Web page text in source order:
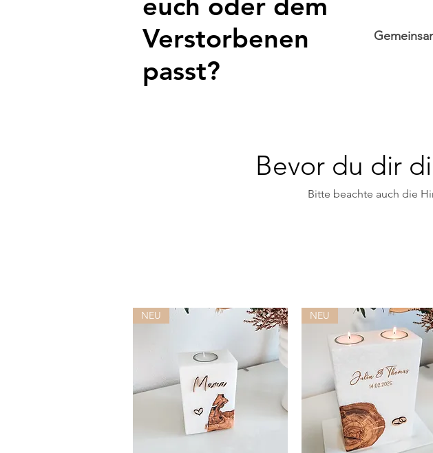
Verstorbenen
passt?
Bevor du dir
Bitte beachte auch die
NEU NEU